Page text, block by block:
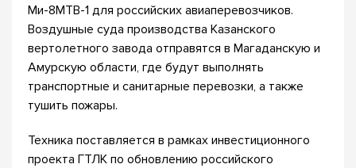
Ми-8МТВ-1 для российских авиаперевозчиков.
Воздушные суда производства Казанского
вертолетного завода отправятся в Магаданскую и
Амурскую области, где будут выполнять
транспортные и санитарные перевозки, а также
тушить пожары.
Техника поставляется в рамках инвестиционного
проекта ГТЛК по обновлению российского